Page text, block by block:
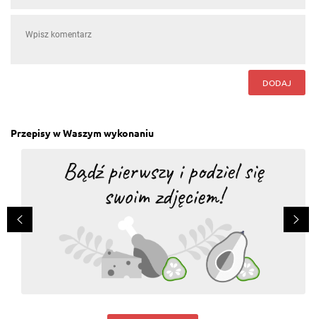
DODAJ
Przepisy w Waszym wykonaniu